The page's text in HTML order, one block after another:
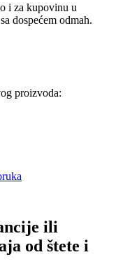
i za kupovinu u
dospećem odmah.
proizvoda:
ili
od štete i